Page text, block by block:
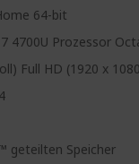
64-bit
4700U Prozessor
Full HD (1920 x
geteilten Speicher